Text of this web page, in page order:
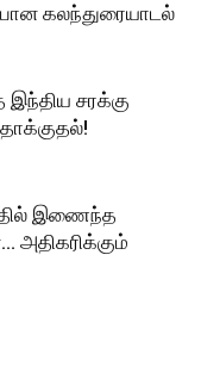
கலந்துரையாடல்
சரக்கு
இணைந்த